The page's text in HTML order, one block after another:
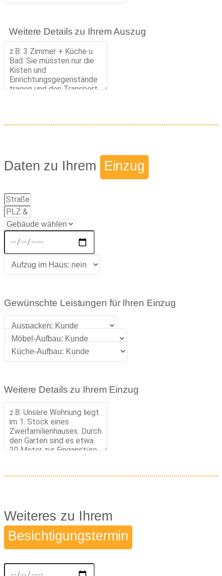
Weitere Details zu Ihrem Auszug
Daten zu Ihrem Einzug
Gewünschte Leistungen für Ihren Einzug
Weitere Details zu Ihrem Einzug
Weiteres zu Ihrem
Besichtigungstermin